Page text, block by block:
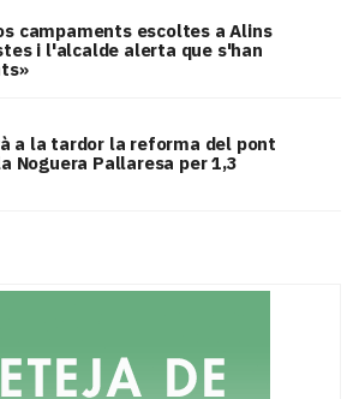
campaments escoltes a Alins
i l'alcalde alerta que s'han
a la tardor la reforma del pont
Noguera Pallaresa per 1,3